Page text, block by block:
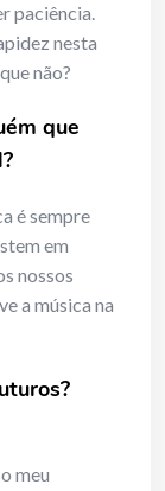
paciência.
nesta
não?
que
é sempre
em
nossos
a música na
meu